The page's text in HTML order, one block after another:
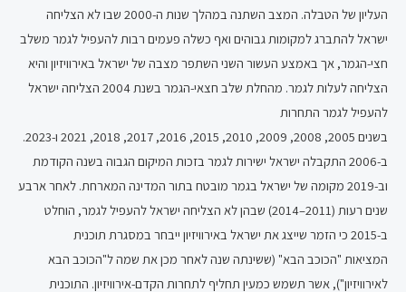
העליון של הטבלה. המצב השתנה במהלך שנות ה-2000 שבו לא הצליחה
ישראל להתברג למקומות גבוהים ואף כשלה פעמים רבות להעפיל לגמר משלב
חצי-הגמר, אך באמצע העשור השני השתפר מצבה של ישראל באירוויזיון והיא
הצליחה לעלות לגמר. מהחלת שלב חצאי-הגמר בשנת 2004 הצליחה ישראל
להעפיל לגמר התחרות
בשנים 2005, 2008, 2009, 2010, 2015, 2016, 2017, 2018, 2021 ו-2023.
ב-2006 התקבלה ישראל ישירות לגמר בזכות המיקום הגבוה בשנה הקודמת
וב-2019 מקומה של ישראל בגמר מובטח בתור המדינה המארחת. לאחר ארבע
שנים רעות (2011–2014) שבהן לא הצליחה ישראל להעפיל לגמר, הוחלט
ב-2015 כי הזמר שייצג את ישראל באירוויזיון ייבחר במסגרת תוכנית
המציאות "הכוכב הבא" (ששינתה שנה לאחר מכן את שמה ל"הכוכב הבא
לאירוויזיון"), אשר תשמש כמעין תחליף לתחרות הקדם-אירוויזיון. התוכנית